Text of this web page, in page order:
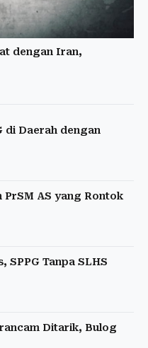
dengan Iran,
di Daerah dengan
PrSM AS yang Rontok
SPPG Tanpa SLHS
Ditarik, Bulog